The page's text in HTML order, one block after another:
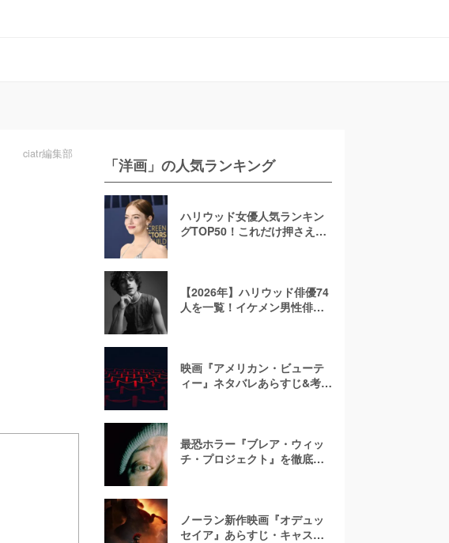
ciatr編集部
「洋画」の人気ランキング
ハリウッド女優人気ランキン
グTOP50！これだけ押さえれ
【2026年】ハリウッド俳優74
人を一覧！イケメン男性俳優
映画『アメリカン・ビューテ
ィー』ネタバレあらすじ&考
最恐ホラー『ブレア・ウィッ
チ・プロジェクト』を徹底紹
ノーラン新作映画『オデュッ
セイア』あらすじ・キャスト